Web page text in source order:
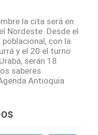
la cita será en
Nordeste. Desde el
con la
y el 20 el turno
serán 18
saberes
Antioquia